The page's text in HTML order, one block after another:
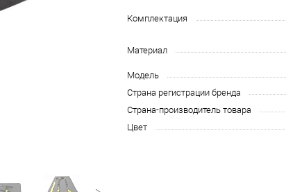
Комплектация
Материал
Модель
Страна регистрации бренда
Страна-производитель товара
Цвет